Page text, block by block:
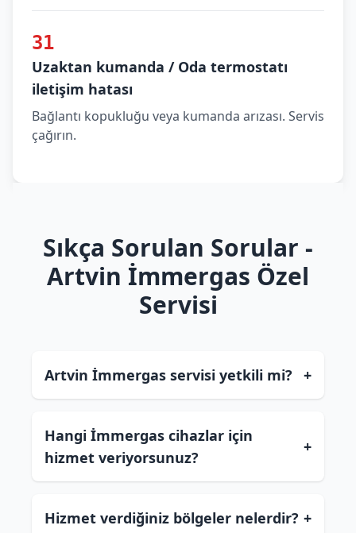
31
Uzaktan kumanda / Oda termostatı
iletişim hatası
Bağlantı kopukluğu veya kumanda arızası. Servis
çağırın.
Sıkça Sorulan Sorular -
Artvin İmmergas Özel
Servisi
Artvin İmmergas servisi yetkili mi? +
Hangi İmmergas cihazlar için
hizmet veriyorsunuz?
+
Hizmet verdiğiniz bölgeler nelerdir? +